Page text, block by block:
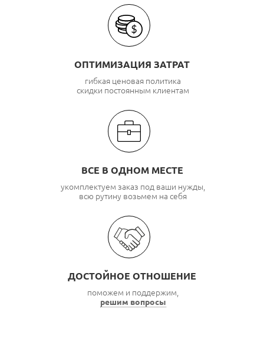
ОПТИМИЗАЦИЯ ЗАТРАТ
гибкая ценовая политика
скидки постоянным клиентам
ВСЕ В ОДНОМ МЕСТЕ
укомплектуем заказ под ваши нужды,
всю рутину возьмем на себя
ДОСТОЙНОЕ ОТНОШЕНИЕ
поможем и поддержим,
решим вопросы